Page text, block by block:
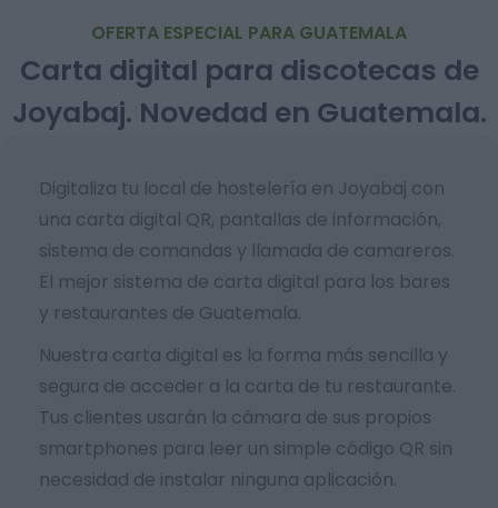
OFERTA ESPECIAL PARA GUATEMALA
Carta digital para discotecas de
Joyabaj. Novedad en Guatemala.
Digitaliza tu local de hostelería en Joyabaj con
una carta digital QR, pantallas de información,
sistema de comandas y llamada de camareros.
El mejor sistema de carta digital para los bares
y restaurantes de Guatemala.
Nuestra carta digital es la forma más sencilla y
segura de acceder a la carta de tu restaurante.
Tus clientes usarán la cámara de sus propios
smartphones para leer un simple código QR sin
necesidad de instalar ninguna aplicación.